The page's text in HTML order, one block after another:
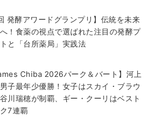
発酵アワードグランプリ】伝統を未来
！食薬の視点で選ばれた注目の発酵プ
と「台所薬局」実践法
Chiba 2026パーク＆バート】河上
子最年少優勝！女子はスカイ・ブラウ
川瑞穂が制覇、ギー・クーリはベスト
7連覇